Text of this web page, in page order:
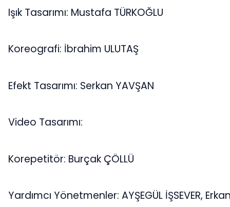
Işık Tasarımı: Mustafa TÜRKOĞLU
Koreografi: İbrahim ULUTAŞ
Efekt Tasarımı: Serkan YAVŞAN
Video Tasarımı:
Korepetitör: Burçak ÇÖLLÜ
Yardımcı Yönetmenler: AYŞEGÜL İŞSEVER,